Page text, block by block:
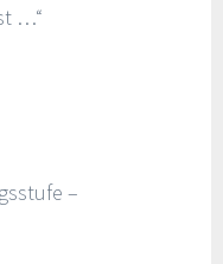
…“
–